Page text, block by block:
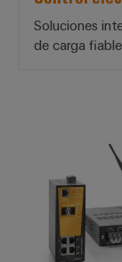
Soluciones
de carga fiable.